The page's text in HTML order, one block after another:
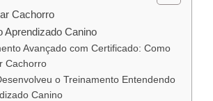
Cachorro
Aprendizado Canino
Avançado com Certificado: Como
Cachorro
o Treinamento Entendendo
Canino